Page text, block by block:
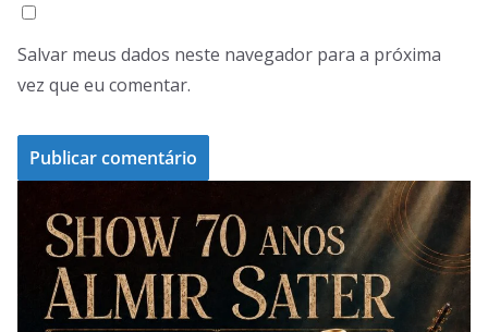
Salvar meus dados neste navegador para a próxima
vez que eu comentar.